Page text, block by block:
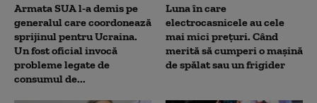
Armata SUA l-a demis pe
generalul care coordonează
sprijinul pentru Ucraina.
Un fost oficial invocă
probleme legate de
consumul de...
Luna în care
electrocasnicele au cele
mai mici prețuri. Când
merită să cumperi o mașină
de spălat sau un frigider